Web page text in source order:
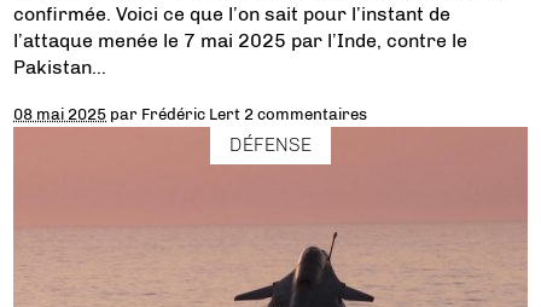
confirmée. Voici ce que l’on sait pour l’instant de
l’attaque menée le 7 mai 2025 par l’Inde, contre le
Pakistan…
08 mai 2025 par Frédéric Lert 2 commentaires
DÉFENSE